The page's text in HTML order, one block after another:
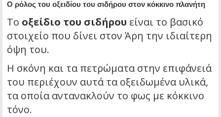
Ο ρόλος του οξειδίου του σιδήρου στον κόκκινο πλανήτη
Το οξείδιο του σιδήρου είναι το βασικό
στοιχείο που δίνει στον Άρη την ιδιαίτερη
όψη του.
Η σκόνη και τα πετρώματα στην επιφάνειά
του περιέχουν αυτά τα οξειδωμένα υλικά,
τα οποία αντανακλούν το φως με κόκκινο
τόνο.